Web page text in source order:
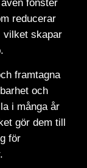
fönster
reducerar
vilket skapar
framtagna
och
i många år
gör dem till
för